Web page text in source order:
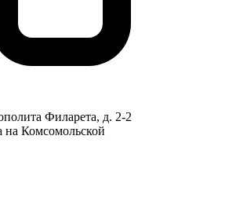
Филарета, д. 2-2
Комсомольской